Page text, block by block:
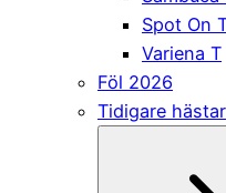
Spot On
Variena T
Föl 2026
Tidigare hästar